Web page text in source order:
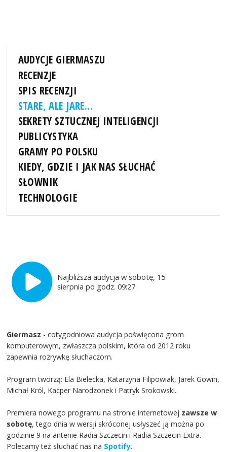
AUDYCJE GIERMASZU
RECENZJE
SPIS RECENZJI
STARE, ALE JARE...
SEKRETY SZTUCZNEJ INTELIGENCJI
PUBLICYSTYKA
GRAMY PO POLSKU
KIEDY, GDZIE I JAK NAS SŁUCHAĆ
SŁOWNIK
TECHNOLOGIE
Najbliższa audycja w sobotę, 15
sierpnia po godz. 09:27
Giermasz - cotygodniowa audycja poświęcona grom
komputerowym, zwłaszcza polskim, która od 2012 roku
zapewnia rozrywkę słuchaczom.
Program tworzą: Ela Bielecka, Katarzyna Filipowiak, Jarek Gowin,
Michał Król, Kacper Narodzonek i Patryk Srokowski.
Premiera nowego programu na stronie internetowej zawsze w
sobotę, tego dnia w wersji skróconej usłyszeć ją można po
godzinie 9 na antenie Radia Szczecin i Radia Szczecin Extra.
Polecamy też słuchać nas na Spotify.